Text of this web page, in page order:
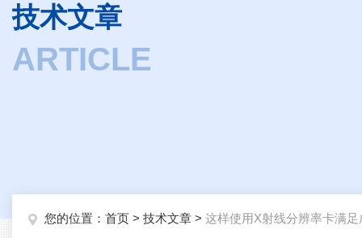
技术文章
ARTICLE
您的位置： 首页 > 技术文章 > 这样使用X射线分辨率卡满